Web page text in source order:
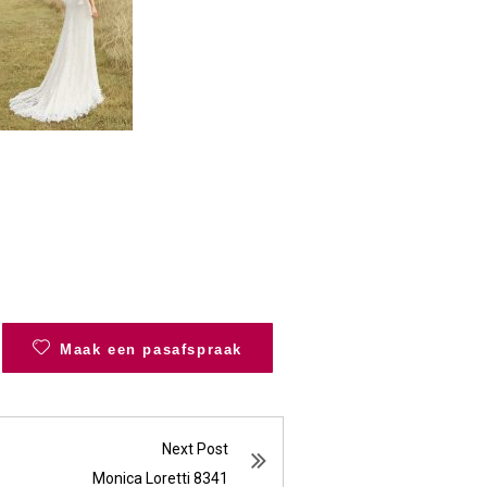
Maak een pasafspraak
Next Post
Monica Loretti 8341